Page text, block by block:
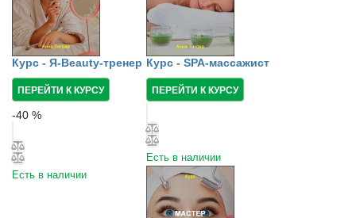
Курс - Я-Beauty-тренер
ПЕРЕЙТИ К КУРСУ
-40 %
Есть в наличии
Курс - SPA-массажист
ПЕРЕЙТИ К КУРСУ
Есть в наличии